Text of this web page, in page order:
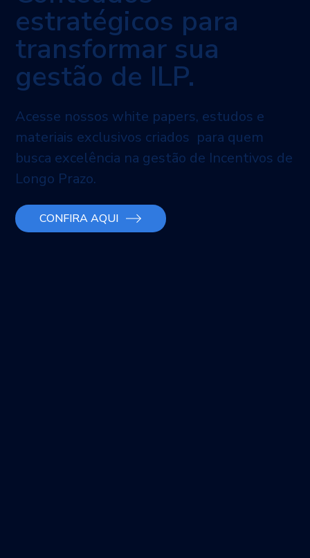
estratégicos para
transformar sua
gestão de ILP.
Acesse nossos white papers, estudos e
materiais exclusivos criados para quem
busca excelência na gestão de Incentivos de
Longo Prazo.
CONFIRA AQUI